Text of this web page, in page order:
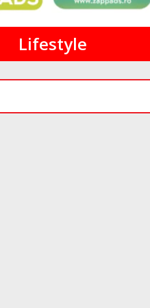
Lifestyle